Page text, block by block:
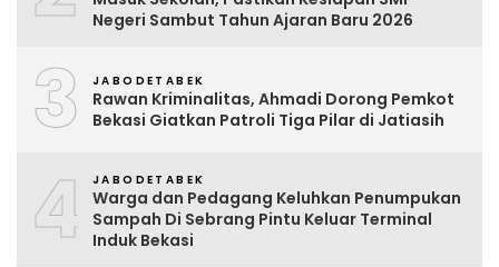
Negeri Sambut Tahun Ajaran Baru 2026
3 JABODETABEK
Rawan Kriminalitas, Ahmadi Dorong Pemkot
Bekasi Giatkan Patroli Tiga Pilar di Jatiasih
4 JABODETABEK
Warga dan Pedagang Keluhkan Penumpukan
Sampah Di Sebrang Pintu Keluar Terminal
Induk Bekasi